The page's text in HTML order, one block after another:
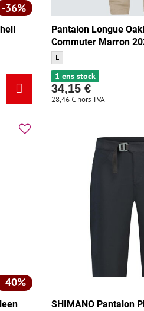
36%
Pantalon Longue
Commuter Marron
Pantalon Longue Oakley
L
1 ens stock
34,15 €
28,46 € hors TVA
40%
SHIMANO Pantalon